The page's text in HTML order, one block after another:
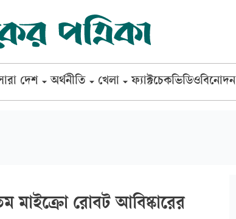
দেশ অর্থনীতি খেলা ফ্যাক্টচেকভিডিওবিনোদন
মাইক্রো রোবট আবিষ্কারের